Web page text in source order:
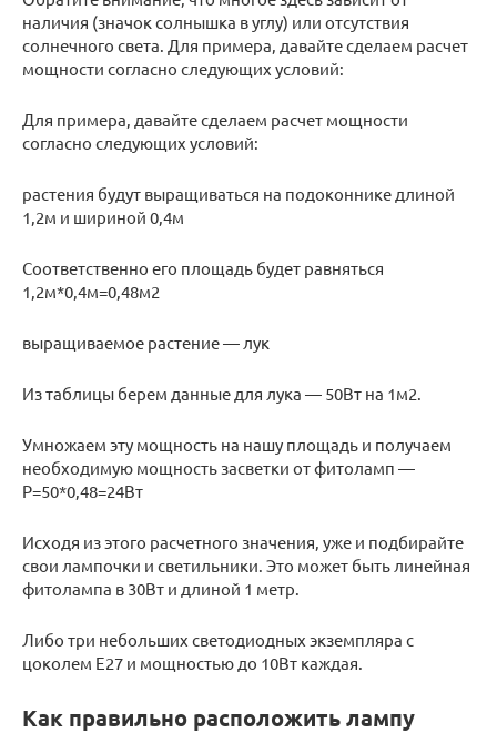
наличия (значок солнышка в углу) или отсутствия
солнечного света. Для примера, давайте сделаем расчет
мощности согласно следующих условий:
Для примера, давайте сделаем расчет мощности
согласно следующих условий:
растения будут выращиваться на подоконнике длиной
1,2м и шириной 0,4м
Соответственно его площадь будет равняться
1,2м*0,4м=0,48м2
выращиваемое растение — лук
Из таблицы берем данные для лука — 50Вт на 1м2.
Умножаем эту мощность на нашу площадь и получаем
необходимую мощность засветки от фитоламп —
P=50*0,48=24Вт
Исходя из этого расчетного значения, уже и подбирайте
свои лампочки и светильники. Это может быть линейная
фитолампа в 30Вт и длиной 1 метр.
Либо три небольших светодиодных экземпляра с
цоколем Е27 и мощностью до 10Вт каждая.
Как правильно расположить лампу